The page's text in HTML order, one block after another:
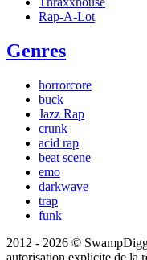
Rap-A-Lot
Genres
horrorcore
buck
Jazz Rap
crunk
acid rap
beat scene
emo
darkwave
trap
funk
2012 - 2026 ©